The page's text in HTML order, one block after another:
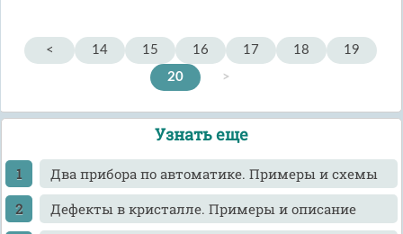
< 14 15 16 17 18
19
20
>
Узнать еще
Два прибора по автоматике. Примеры и схемы
Дефекты в кристалле. Примеры и описание